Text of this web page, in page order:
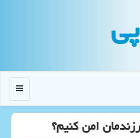
منو
امن كنیم؟